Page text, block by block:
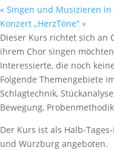
« Singen und Musizieren
Konzert „HerzTöne“ »
Dieser Kurs richtet sich an
ihrem Chor singen
Interessierte, die noch
Folgende Themengebiete
Schlagtechnik,
Bewegung,
Der Kurs ist als Halb-
und Würzburg angeboten.